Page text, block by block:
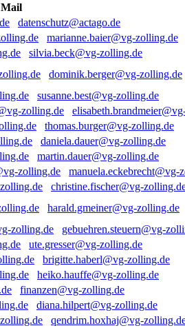
Mail
datenschutz@actago.de
marianne.baier@vg-zolling.de
silvia.beck@vg-zolling.de
dominik.berger@vg-zolling.de
susanne.best@vg-zolling.de
thomas.burger@vg-zolling.de
daniela.dauer@vg-zolling.de
martin.dauer@vg-zolling.de
manuela.eckebrecht@vg-
christine.fischer@vg-
harald.gmeiner@vg-zolling.de
gebuehren.steuern@vg-
ute.gresser@vg-zolling.de
brigitte.haberl@vg-zolling.de
heiko.hauffe@vg-zolling.de
finanzen@vg-zolling.de
diana.hilpert@vg-zolling.de
qendrim.hoxhaj@vg-